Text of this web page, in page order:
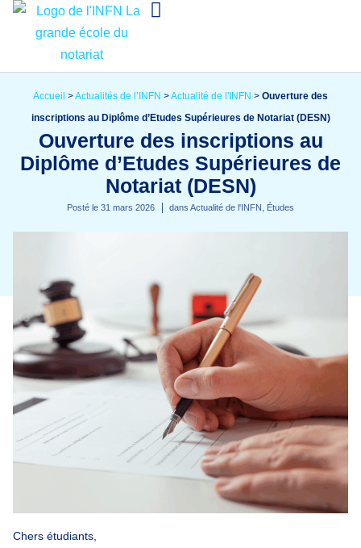
Accueil >Actualités de l’INFN >Actualité de l'INFN > Ouverture des
inscriptions au Diplôme d’Etudes Supérieures de Notariat (DESN)
Ouverture des inscriptions au
Diplôme d’Etudes Supérieures de
Notariat (DESN)
Posté le 31 mars 2026 dans Actualité de l'INFN Études
Chers étudiants,